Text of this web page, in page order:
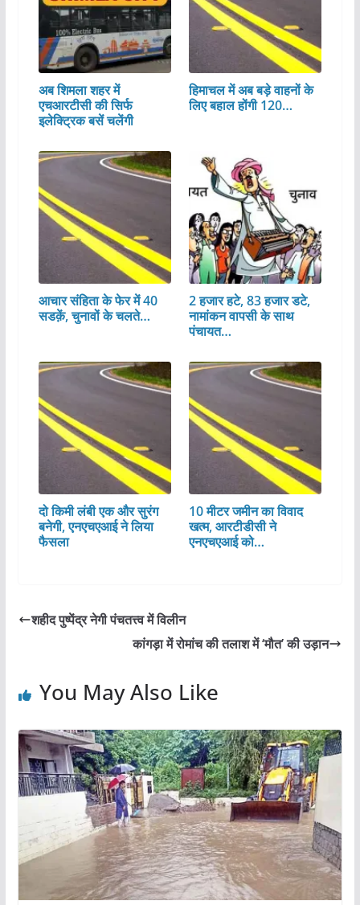
अब शिमला शहर में
एचआरटीसी की सिर्फ
इलेक्ट्रिक बसें चलेंगी
हिमाचल में अब बड़े वाहनों के
लिए बहाल होंगी 120…
आचार संहिता के फेर में 40
सडक़ें, चुनावों के चलते…
2 हजार हटे, 83 हजार डटे,
नामांकन वापसी के साथ
पंचायत…
दो किमी लंबी एक और सुरंग
बनेगी, एनएचएआई ने लिया
फैसला
10 मीटर जमीन का विवाद
खत्म, आरटीडीसी ने
एनएचएआई को…
शहीद पुष्पेंद्र नेगी पंचतत्त्व में विलीन
कांगड़ा में रोमांच की तलाश में ‘मौत’ की उड़ान
You May Also Like